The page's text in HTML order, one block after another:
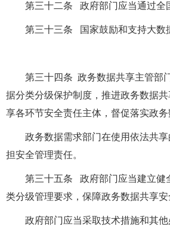
第三十二条 政府部门应当通过全
第三十三条 国家鼓励和支持大数
第三十四条 政务数据共享主管部
据分类分级保护制度，推进政务数据
享各环节安全责任主体，督促落实政
政务数据需求部门在使用依法共
担安全管理责任。
第三十五条 政府部门应当建立健
类分级管理要求，保障政务数据共享安
政府部门应当采取技术措施和其